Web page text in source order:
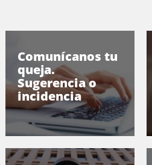
Comunícanos tu
queja.
Sugerencia o
incidencia